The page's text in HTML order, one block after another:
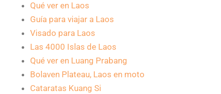
Qué ver en Laos
Guía para viajar a Laos
Visado para Laos
Las 4000 Islas de Laos
Qué ver en Luang Prabang
Bolaven Plateau, Laos en moto
Cataratas Kuang Si